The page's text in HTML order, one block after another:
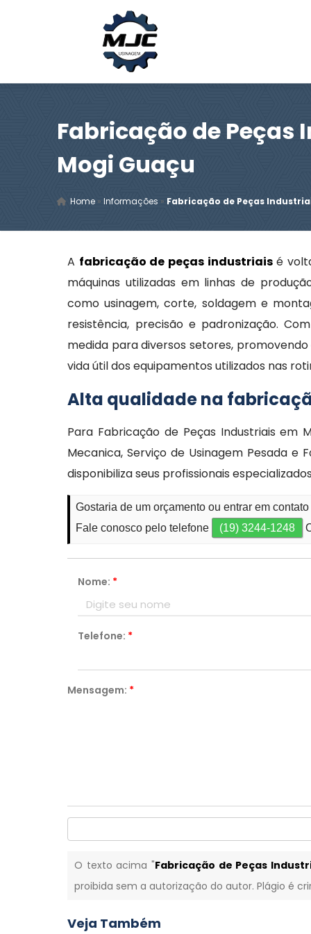
Fabricação de Peças
Mogi Guaçu
Home »Informações » Fabricação de Peças
A fabricação de peças industriaisé
máquinas utilizadas em linhas de
como usinagem, corte, soldagem e
resistência, precisão e padronização.
medida para diversos setores,
vida útil dos equipamentos utilizados nas
Alta qualidade na
Para Fabricação de Peças Industriais em
Mecanica, Serviço de Usinagem Pesada e
disponibiliza seus profissionais
Gostaria de um orçamento ou entrar em
Fale conosco pelo telefone
(19) 3244-1248
Nome: *
Telefone: *
Mensagem: *
O texto acima "Fabricação de Peças
proibida sem a autorização do autor. Plágio é
Veja Também